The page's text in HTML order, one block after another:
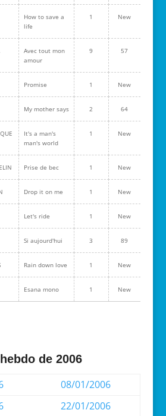
How to save a
life
1 New
Avec tout mon
amour
9 57
Promise 1 New
My mother says 2 64
It's a man's
man's world
1 New
Prise de bec 1 New
Drop it on me 1 New
Let's ride 1 New
Si aujourd'hui 3 89
Rain down love 1 New
Esana mono 1 New
de 2006
08/01/2006
22/01/2006